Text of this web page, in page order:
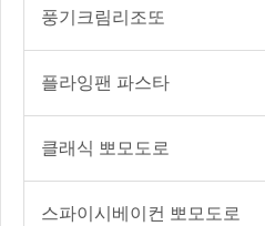
풍기크림리조또
플라잉팬 파스타
클래식 뽀모도로
스파이시베이컨 뽀모도로